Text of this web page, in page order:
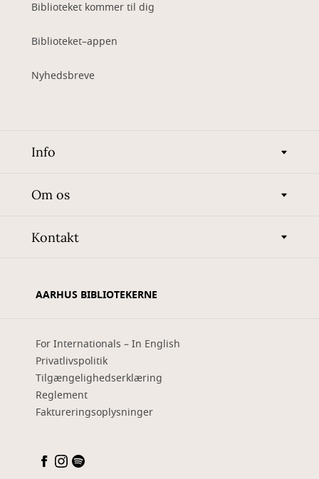
Biblioteket kommer til dig
Biblioteket–appen
Nyhedsbreve
Info
Om os
Kontakt
AARHUS BIBLIOTEKERNE
For Internationals – In English
Privatlivspolitik
Tilgængelighedserklæring
Reglement
Faktureringsoplysninger